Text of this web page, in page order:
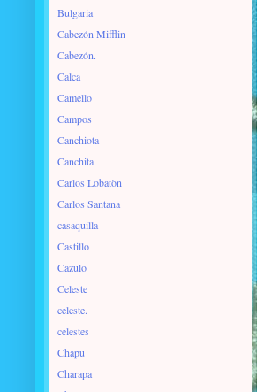
Bulgaria
Cabezón Mifflin
Cabezón.
Calca
Camello
Campos
Canchiota
Canchita
Carlos Lobatòn
Carlos Santana
casaquilla
Castillo
Cazulo
Celeste
celeste.
celestes
Chapu
Charapa